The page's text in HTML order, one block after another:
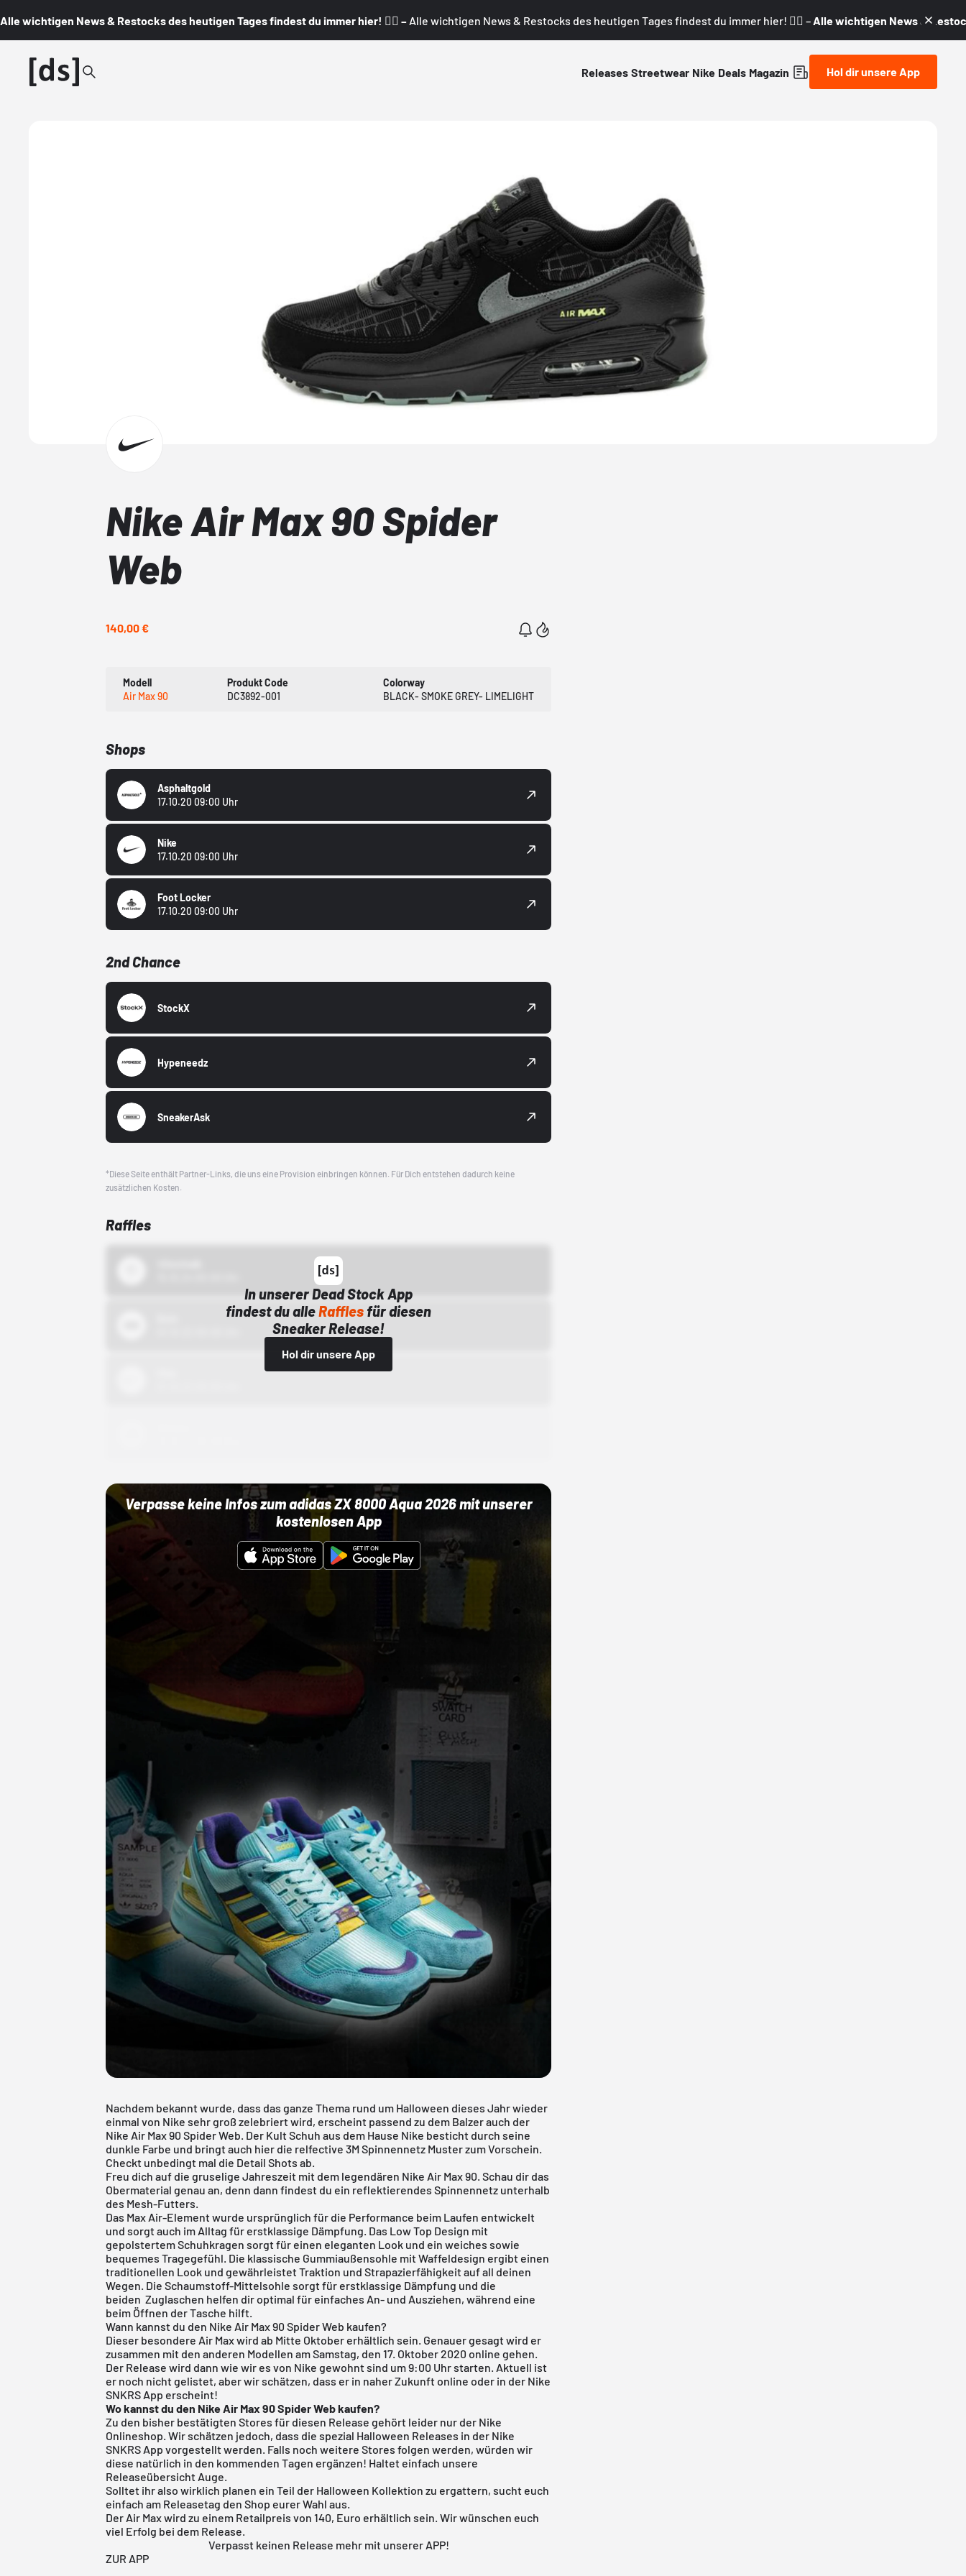
Alle wichtigen News & Restocks des heutigen Tages findest du immer hier! 👇🏼 – Alle wichtigen News & Restocks des heutigen Tages findest du immer hier! 👇🏼 – Alle wichtigen News &
Releases Streetwear Nike Deals Magazin Hol dir unsere App
Nike Air Max 90 Spider
Web
140,00 €
Modell
Air Max 90
Produkt Code
DC3892-001
Colorway
BLACK- SMOKE GREY- LIMELIGHT
Shops
Asphaltgold
17.10.20 09:00 Uhr
Nike
17.10.20 09:00 Uhr
Foot Locker
17.10.20 09:00 Uhr
2nd Chance
StockX
Hypeneedz
SneakerAsk
*Diese Seite enthält Partner-Links, die uns eine Provision einbringen können. Für Dich entstehen dadurch keine
zusätzlichen Kosten.
Raffles
In unserer Dead Stock App
findest du alleRaffles für diesen
Sneaker Release!
Hol dir unsere App
Verpasse keine Infos zum adidas ZX 8000 Aqua 2026 mit unserer
kostenlosen App
Nachdem bekannt wurde, dass das ganze Thema rund um Halloween dieses Jahr wieder
einmal von Nike sehr groß zelebriert wird, erscheint passend zu dem Balzerauch der
Nike Air Max 90 Spider Web. Der Kult Schuh aus dem Hause Nike besticht durch seine
dunkle Farbe und bringt auch hier die relfective 3M Spinnennetz Muster zum Vorschein.
Checkt unbedingt mal die Detail Shots ab.
Freu dich auf die gruselige Jahreszeit mit dem legendären Nike Air Max 90. Schau dir das
Obermaterial genau an, denn dann findest du ein reflektierendes Spinnennetz unterhalb
des Mesh-Futters.
Das Max Air-Element wurde ursprünglich für die Performance beim Laufen entwickelt
und sorgt auch im Alltag für erstklassige Dämpfung. Das Low Top Design mit
gepolstertem Schuhkragen sorgt für einen eleganten Look und ein weiches sowie
bequemes Tragegefühl. Die klassische Gummiaußensohle mit Waffeldesign ergibt einen
traditionellen Look und gewährleistet Traktion und Strapazierfähigkeit auf all deinen
Wegen. Die Schaumstoff-Mittelsohle sorgt für erstklassige Dämpfung und die
beiden Zuglaschen helfen dir optimal für einfaches An- und Ausziehen, während eine
beim Öffnen der Tasche hilft.
Wann kannst du den Nike Air Max 90 Spider Web kaufen?
Dieser besondere Air Max wird ab Mitte Oktober erhältlich sein. Genauer gesagt wird er
zusammen mit den anderen Modellen am Samstag, den 17. Oktober 2020 online gehen.
Der Release wird dann wie wir es von Nike gewohnt sind um 9:00 Uhr starten. Aktuell ist
er noch nicht gelistet, aber wir schätzen, dass er in naher Zukunft online oder in der Nike
SNKRS App erscheint!
Wo kannst du den Nike Air Max 90 Spider Web kaufen?
Zu den bisher bestätigten Stores für diesen Release gehört leider nur der Nike
Onlineshop . Wir schätzen jedoch, dass die spezial Halloween Releases in der Nike
SNKRS App vorgestellt werden. Falls noch weitere Stores folgen werden, würden wir
diese natürlich in den kommenden Tagen ergänzen! Haltet einfach unsere
Releaseübersicht Auge.
Solltet ihr also wirklich planen ein Teil der Halloween Kollektion zu ergattern, sucht euch
einfach am Releasetag den Shop eurer Wahl aus.
Der Air Max wird zu einem Retailpreis von 140, Euro erhältlich sein. Wir wünschen euch
viel Erfolg bei dem Release.
Verpasst keinen Release mehr mit unserer APP!
ZUR APP